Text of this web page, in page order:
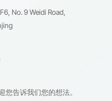
No. 9 Weidi Road,
告诉我们您的想法。